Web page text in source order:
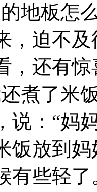
地板怎
，迫不
，还有
煮了米
说：“妈
饭放到
有些轻